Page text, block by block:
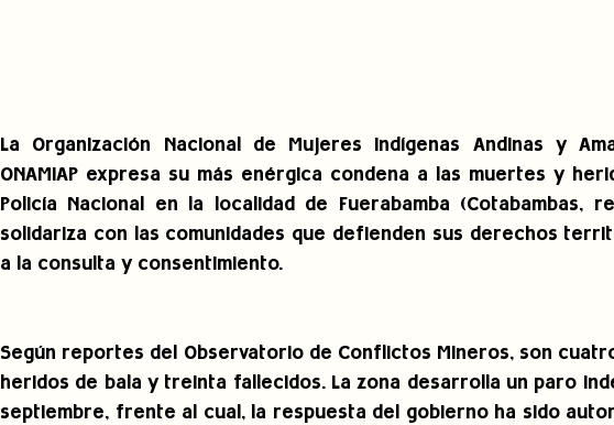
La Organización Nacional de Mujeres Indígenas Andinas y
ONAMIAP expresa su más enérgica condena a las muertes y
Policía Nacional en la localidad de Fuerabamba (Cotabambas,
solidariza con las comunidades que defienden sus derechos
a la consulta y consentimiento.
Según reportes del Observatorio de Conflictos Mineros, son
heridos de bala y treinta fallecidos. La zona desarrolla un paro
septiembre, frente al cual, la respuesta del gobierno ha sido